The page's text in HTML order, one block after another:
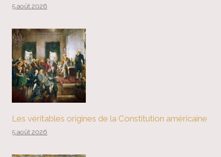
5 août 2026
Les véritables origines de la Constitution américaine
5 août 2026